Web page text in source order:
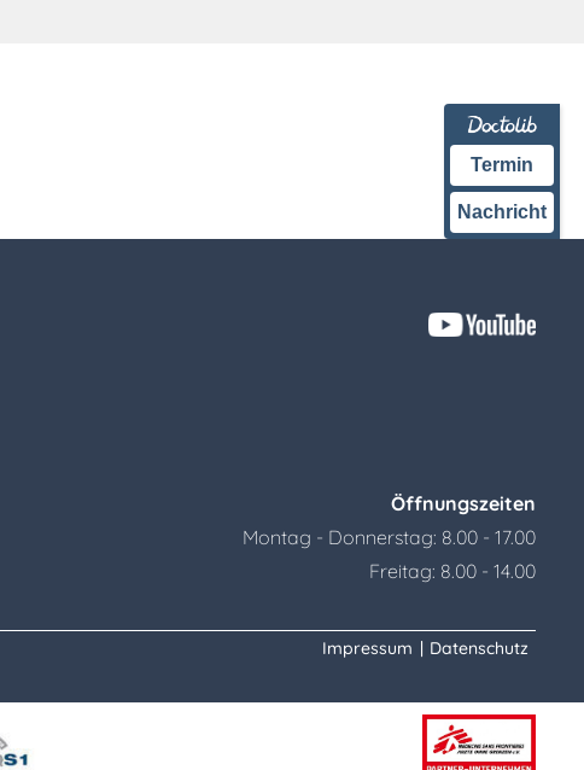
Termin
Nachricht
Öffnungszeiten
Montag - Donnerstag: 8.00 - 17.00
Freitag: 8.00 - 14.00
Impressum | Datenschutz